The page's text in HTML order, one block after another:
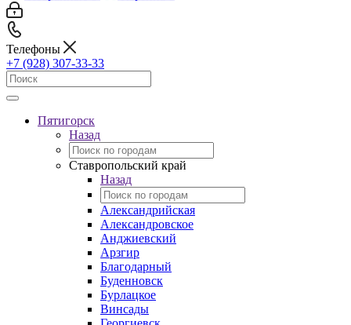
Телефоны
+7 (928) 307-33-33
Пятигорск
Назад
Ставропольский край
Назад
Александрийская
Александровское
Анджиевский
Арзгир
Благодарный
Буденновск
Бурлацкое
Винсады